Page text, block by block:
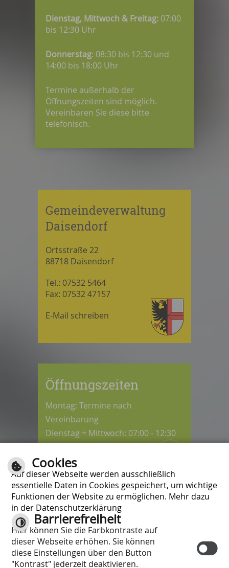
Dienstag, Mittwoch & Freitag: 07:00
bis 12:30 Uhr
Donnerstag: 08:30 bis 12:30 und
14:00 bis 18:00 Uhr
Termine außerhalb der
Öffnungszeiten sind möglich.
Vereinbaren Sie diese bitte
telefonisch.
Gemeindeverwaltung
Daisendorf
Ortsstraße 22
88718 Daisendorf
Tel.: 07532 5464
Fax: 07532 47157
E-Mail schreiben
Öffnungszeiten
Montag: Termine nach
Vereinbarung
Dienstag + Mittwoch: 07:00 - 12:30
Donnerstag: 08:30 - 12:30 / 14:00 -
18:00 Uhr
Freitag: 07:00 - 12:00 Uhr
Kontrast
Inhalt|Impressum |Hilfe|
Datenschutzschutzerklärung|
Barrierefreiheit
Cookies
Auf dieser Webseite werden ausschließlich
essentielle Daten in Cookies gespeichert, um wichtige
Funktionen der Website zu ermöglichen. Mehr dazu
in der Datenschutzerklärung
Barrierefreiheit
Hier können Sie die Farbkontraste auf
dieser Webseite erhöhen. Sie können
diese Einstellungen über den Button
"Kontrast" jederzeit deaktivieren.